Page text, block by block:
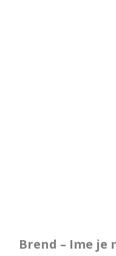
Brend – Ime je